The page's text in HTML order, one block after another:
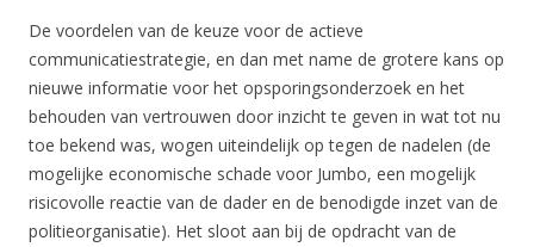
De voordelen van de keuze voor de actieve
communicatiestrategie, en dan met name de grotere kans op
nieuwe informatie voor het opsporingsonderzoek en het
behouden van vertrouwen door inzicht te geven in wat tot nu
toe bekend was, wogen uiteindelijk op tegen de nadelen (de
mogelijke economische schade voor Jumbo, een mogelijk
risicovolle reactie van de dader en de benodigde inzet van de
politieorganisatie). Het sloot aan bij de opdracht van de